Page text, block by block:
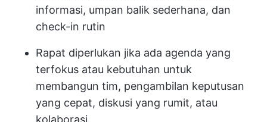
informasi, umpan balik sederhana, dan
check-in rutin
Rapat diperlukan jika ada agenda yang
terfokus atau kebutuhan untuk
membangun tim, pengambilan keputusan
yang cepat, diskusi yang rumit, atau
kolaborasi